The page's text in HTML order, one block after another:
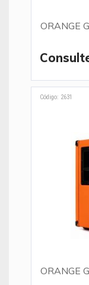
ORANGE
Código: 2631
ORANGE